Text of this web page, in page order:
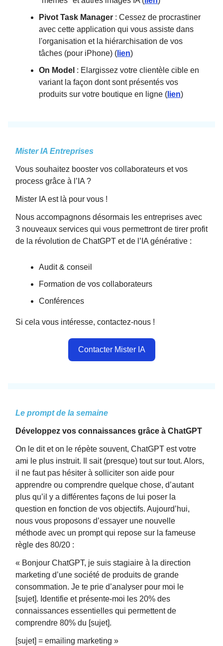
Pivot Task Manager : Cessez de procrastiner
avec cette application qui vous assiste dans
l'organisation et la hiérarchisation de vos
tâches (pour iPhone) ( lien)
On Model : Elargissez votre clientèle cible en
variant la façon dont sont présentés vos
produits sur votre boutique en ligne ( lien)
Mister IA Entreprises
Vous souhaitez booster vos collaborateurs et vos
process grâce à l’IA ?
Mister IA est là pour vous !
Nous accompagnons désormais les entreprises avec
3 nouveaux services qui vous permettront de tirer profit
de la révolution de ChatGPT et de l’IA générative :
Audit & conseil
Formation de vos collaborateurs
Conférences
Si cela vous intéresse, contactez-nous !
Contacter Mister IA
Le prompt de la semaine
Développez vos connaissances grâce à ChatGPT
On le dit et on le répète souvent, ChatGPT est votre
ami le plus instruit. Il sait (presque) tout sur tout. Alors,
il ne faut pas hésiter à solliciter son aide pour
apprendre ou comprendre quelque chose, d’autant
plus qu’il y a différentes façons de lui poser la
question en fonction de vos objectifs. Aujourd’hui,
nous vous proposons d’essayer une nouvelle
méthode avec un prompt qui repose sur la fameuse
règle des 80/20 :
« Bonjour ChatGPT, je suis stagiaire à la direction
marketing d’une société de produits de grande
consommation. Je te prie d’analyser pour moi le
[sujet]. Identifie et présente-moi les 20% des
connaissances essentielles qui permettent de
comprendre 80% du [sujet].
[sujet] = emailing marketing »